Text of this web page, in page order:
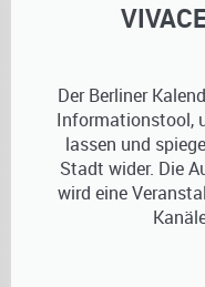
Der Berliner
Informationstool,
lassen und
Stadt wider. Die
wird eine